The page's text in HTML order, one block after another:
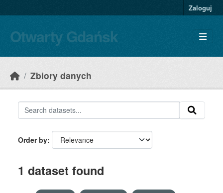
Zaloguj
Otwarty Gdańsk
Zbiory danych
Order by
1 dataset found